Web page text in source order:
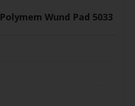
Polymem Wund Pad 5033